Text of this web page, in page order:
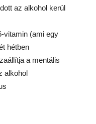
az alkohol kerül
vitamin (ami egy
hétben
a mentális
alkohol